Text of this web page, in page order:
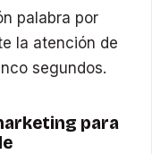
palabra por
la atención de
segundos.
para